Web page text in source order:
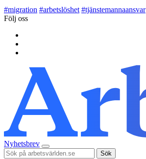
#migration #arbetslöshet #tjänstemannaansvar
Följ oss
Nyhetsbrev
Sök